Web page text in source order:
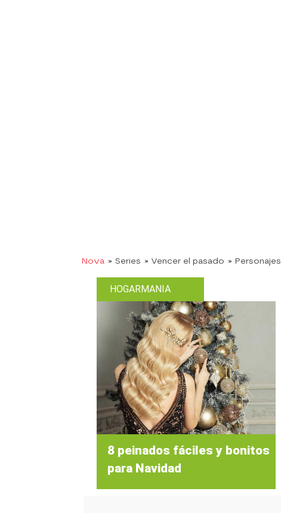
Nova » Series » Vencer el pasado » Personajes
HOGARMANIA
8 peinados fáciles y bonitos
para Navidad